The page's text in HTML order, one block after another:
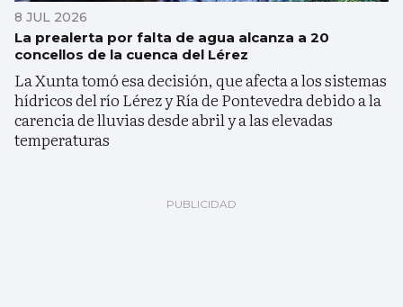
8 JUL 2026
La prealerta por falta de agua alcanza a 20
concellos de la cuenca del Lérez
La Xunta tomó esa decisión, que afecta a los sistemas
hídricos del río Lérez y Ría de Pontevedra debido a la
carencia de lluvias desde abril y a las elevadas
temperaturas